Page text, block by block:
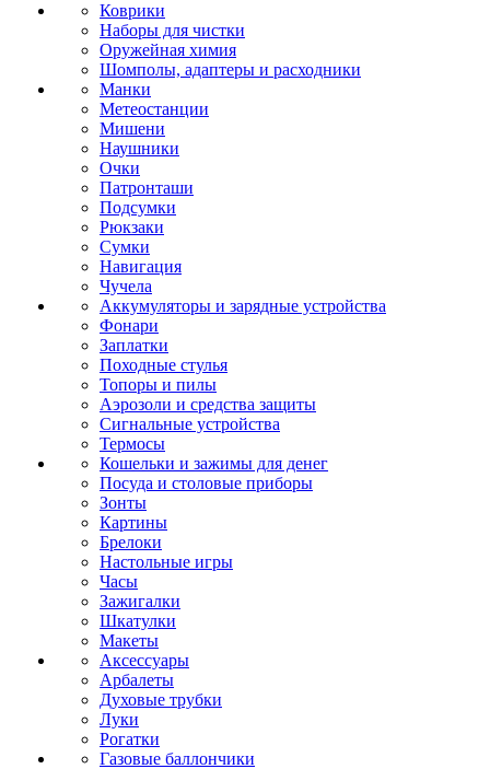
Коврики
Наборы для чистки
Оружейная химия
Шомполы, адаптеры и расходники
Манки
Метеостанции
Мишени
Наушники
Очки
Патронташи
Подсумки
Рюкзаки
Сумки
Навигация
Чучела
Аккумуляторы и зарядные устройства
Фонари
Заплатки
Походные стулья
Топоры и пилы
Аэрозоли и средства защиты
Сигнальные устройства
Термосы
Кошельки и зажимы для денег
Посуда и столовые приборы
Зонты
Картины
Брелоки
Настольные игры
Часы
Зажигалки
Шкатулки
Макеты
Аксессуары
Арбалеты
Духовые трубки
Луки
Рогатки
Газовые баллончики